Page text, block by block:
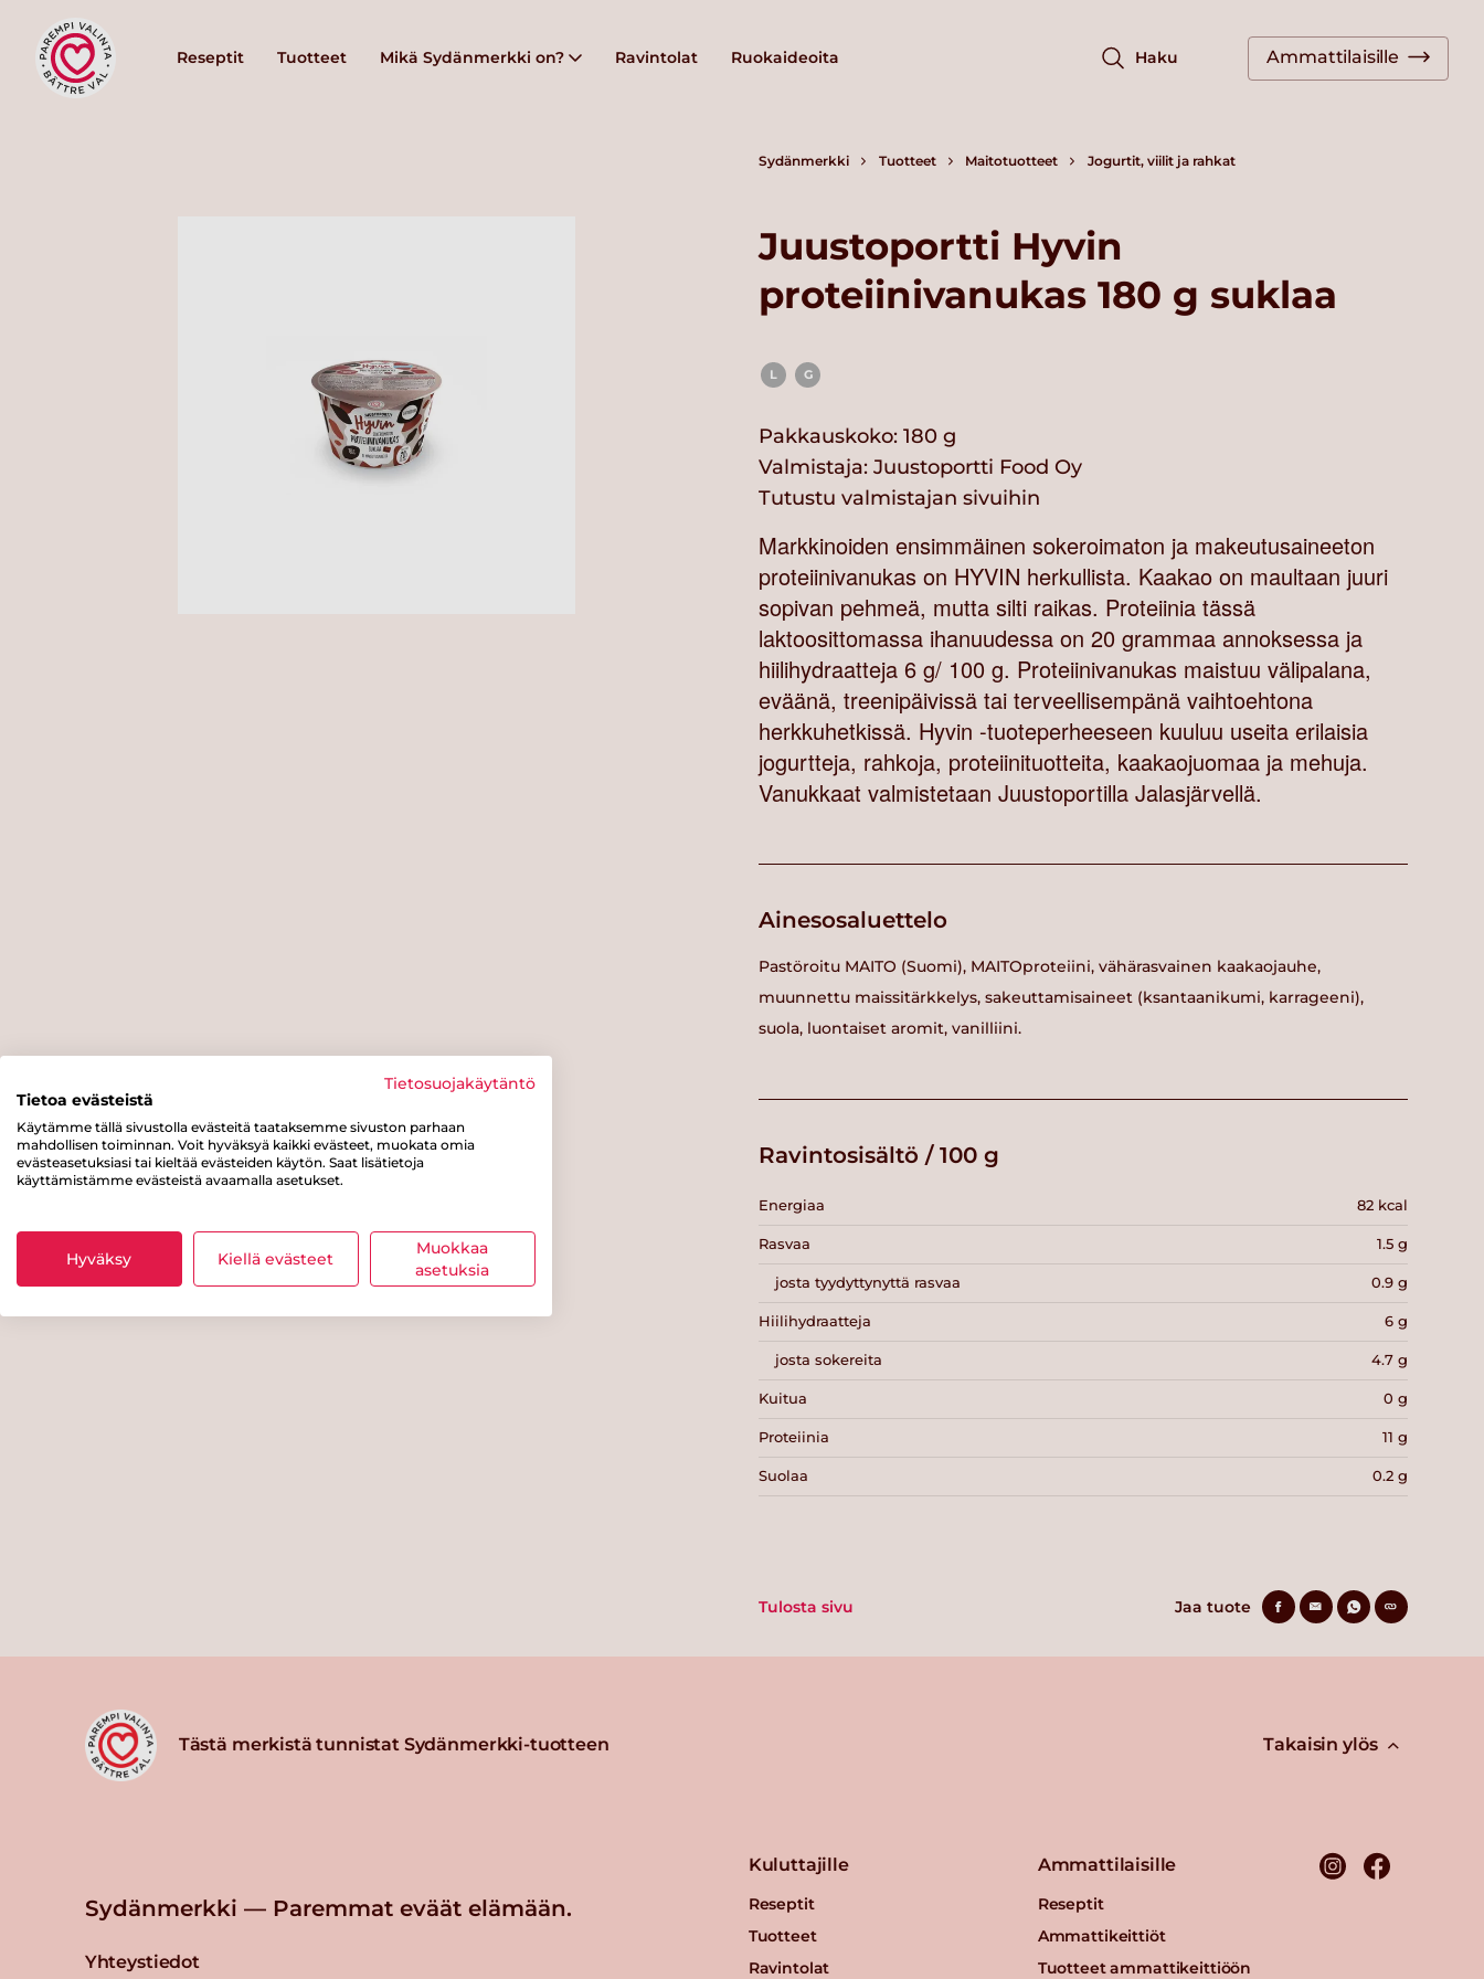
Reseptit Tuotteet Mikä Sydänmerkki on? Ravintolat Ruokaideoita Haku Ammattilaisille
Sydänmerkki Tuotteet Maitotuotteet Jogurtit, viilit ja rahkat
Juustoportti Hyvin
proteiinivanukas 180 g suklaa
L G
Pakkauskoko: 180 g
Valmistaja: Juustoportti Food Oy
Tutustu valmistajan sivuihin
Markkinoiden ensimmäinen sokeroimaton ja makeutusaineeton
proteiinivanukas on HYVIN herkullista. Kaakao on maultaan juuri
sopivan pehmeä, mutta silti raikas. Proteiinia tässä
laktoosittomassa ihanuudessa on 20 grammaa annoksessa ja
hiilihydraatteja 6 g/ 100 g. Proteiinivanukas maistuu välipalana,
eväänä, treenipäivissä tai terveellisempänä vaihtoehtona
herkkuhetkissä. Hyvin -tuoteperheeseen kuuluu useita erilaisia
jogurtteja, rahkoja, proteiinituotteita, kaakaojuomaa ja mehuja.
Vanukkaat valmistetaan Juustoportilla Jalasjärvellä.
Ainesosaluettelo
Pastöroitu MAITO (Suomi), MAITOproteiini, vähärasvainen kaakaojauhe,
muunnettu maissitärkkelys, sakeuttamisaineet (ksantaanikumi, karrageeni),
suola, luontaiset aromit, vanilliini.
Ravintosisältö / 100 g
Energiaa 82 kcal
Rasvaa 1.5 g
josta tyydyttynyttä rasvaa 0.9 g
Hiilihydraatteja 6 g
josta sokereita 4.7 g
Kuitua 0 g
Proteiinia 11 g
Suolaa 0.2 g
Tulosta sivu Jaa tuote
Tästä merkistä tunnistat Sydänmerkki-tuotteen Takaisin ylös
Sydänmerkki — Paremmat eväät elämään.
Yhteystiedot
Kuluttajille
Reseptit
Tuotteet
Ravintolat
Ammattilaisille
Reseptit
Ammattikeittiöt
Tuotteet ammattikeittiöön
Tietosuojakäytäntö
Tietoa evästeistä
Käytämme tällä sivustolla evästeitä taataksemme sivuston parhaan
mahdollisen toiminnan. Voit hyväksyä kaikki evästeet, muokata omia
evästeasetuksiasi tai kieltää evästeiden käytön. Saat lisätietoja
käyttämistämme evästeistä avaamalla asetukset.
Hyväksy Kiellä evästeet
Muokkaa
asetuksia